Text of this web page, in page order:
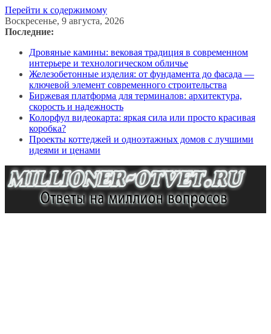
Перейти к содержимому
Воскресенье, 9 августа, 2026
Последние:
Дровяные камины: вековая традиция в современном
интерьере и технологическом обличье
Железобетонные изделия: от фундамента до фасада —
ключевой элемент современного строительства
Биржевая платформа для терминалов: архитектура,
скорость и надежность
Колорфул видеокарта: яркая сила или просто красивая
коробка?
Проекты коттеджей и одноэтажных домов с лучшими
идеями и ценами